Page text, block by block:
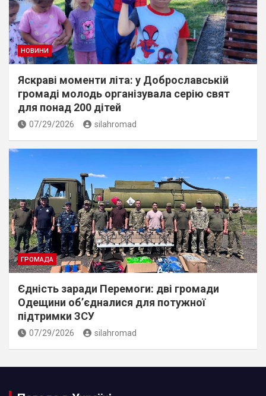
НОВИНИ
Яскраві моменти літа: у Доброславській
громаді молодь організувала серію свят
для понад 200 дітей
07/29/2026 silahromad
ГРОМАДА
Єдність заради Перемоги: дві громади
Одещини об’єдналися для потужної
підтримки ЗСУ
07/29/2026 silahromad